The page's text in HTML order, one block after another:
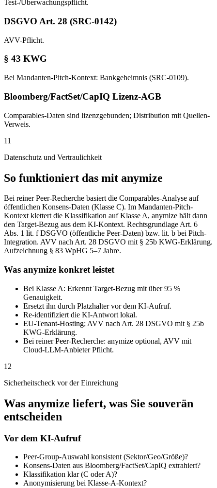
Test-/Überwachungspflicht.
DSGVO Art. 28 (SRC-0142)
AVV-Pflicht.
§ 43 KWG
Bei Mandanten-Pitch-Kontext: Bankgeheimnis (SRC-0109).
Bloomberg/FactSet/CapIQ Lizenz-AGB
Comparables-Daten sind lizenzgebunden; Distribution mit Quellen-
Verweis.
11
Datenschutz und Vertraulichkeit
So funktioniert das mit anymize
Bei reiner Peer-Recherche basiert die Comparables-Analyse auf
öffentlichen Konsens-Daten (Klasse C). Im Mandanten-Pitch-
Kontext klettert die Klassifikation auf Klasse A, anymize hält dann
den Target-Bezug aus dem KI-Kontext. Rechtsgrundlage Art. 6
Abs. 1 lit. f DSGVO (öffentliche Peer-Daten) bzw. lit. b bei Pitch-
Integration. AVV nach Art. 28 DSGVO mit § 25b KWG-Erklärung.
Aufzeichnung § 83 WpHG 5–7 Jahre.
Was anymize konkret leistet
Bei Klasse A: Erkennt Target-Bezug mit über 95 %
Genauigkeit.
Ersetzt ihn durch Platzhalter vor dem KI-Aufruf.
Re-identifiziert die KI-Antwort lokal.
EU-Tenant-Hosting; AVV nach Art. 28 DSGVO mit § 25b
KWG-Erklärung.
Bei reiner Peer-Recherche: anymize optional, AVV mit
Cloud-LLM-Anbieter Pflicht.
12
Sicherheitscheck vor der Einreichung
Was anymize liefert, was Sie souverän
entscheiden
Vor dem KI-Aufruf
Peer-Group-Auswahl konsistent (Sektor/Geo/Größe)?
Konsens-Daten aus Bloomberg/FactSet/CapIQ extrahiert?
Klassifikation klar (C oder A)?
Anonymisierung bei Klasse-A-Kontext?